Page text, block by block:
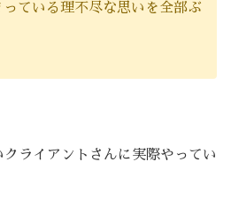
ている理不尽な思いを全部ぶ
ライアントさんに実際やってい